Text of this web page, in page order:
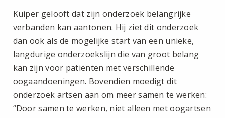
Kuiper gelooft dat zijn onderzoek belangrijke
verbanden kan aantonen. Hij ziet dit onderzoek
dan ook als de mogelijke start van een unieke,
langdurige onderzoekslijn die van groot belang
kan zijn voor patiënten met verschillende
oogaandoeningen. Bovendien moedigt dit
onderzoek artsen aan om meer samen te werken:
“Door samen te werken, niet alleen met oogartsen